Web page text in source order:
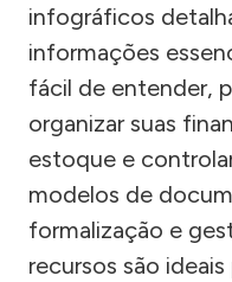
infográficos
informações
fácil de entender,
organizar suas
estoque e
modelos de
formalização e
recursos são